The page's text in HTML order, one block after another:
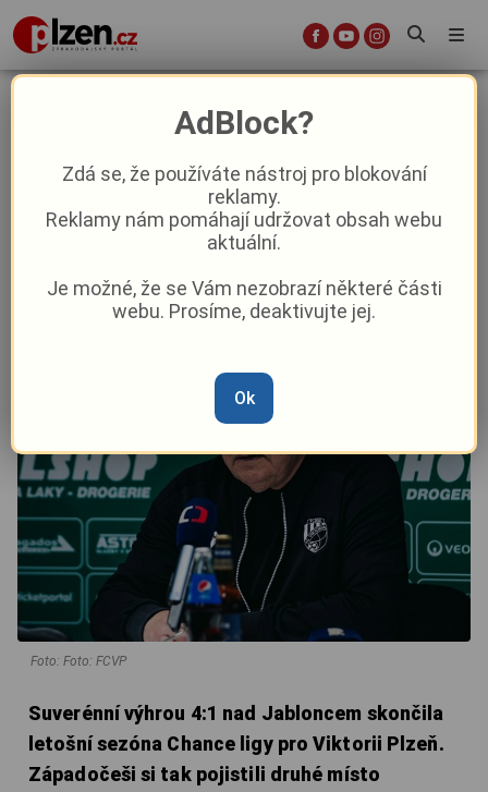
Koubek o končící sezóně: Heroický
výsledek. Poodhalil budoucnost
Šulce, Souarého i Hejdy
Sport
Marie Osvaldová –24. 5. 2025|16:58
Foto: Foto: FCVP
Suverénní výhrou 4:1 nad Jabloncem skončila
letošní sezóna Chance ligy pro Viktorii Plzeň.
Západočeši si tak pojistili druhé místo
AdBlock?
Zdá se, že používáte nástroj pro blokování
reklamy.
Reklamy nám pomáhají udržovat obsah webu
aktuální.
Je možné, že se Vám nezobrazí některé části
webu. Prosíme, deaktivujte jej.
Ok